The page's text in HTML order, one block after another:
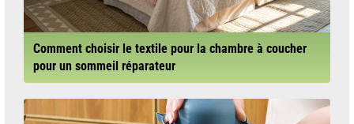
Comment choisir le textile pour la chambre à coucher
pour un sommeil réparateur